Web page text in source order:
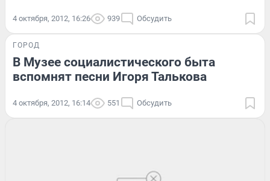
4 октября, 2012, 16:26 939 Обсудить
ГОРОД
В Музее социалистического быта
вспомнят песни Игоря Талькова
4 октября, 2012, 16:14 551 Обсудить